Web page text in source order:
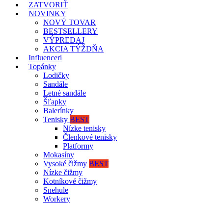
ZATVORIŤ
NOVINKY
NOVÝ TOVAR
BESTSELLERY
VÝPREDAJ
AKCIA TÝŽDŇA
Influenceri
Topánky
Lodičky
Sandále
Letné sandále
Šľapky
Balerínky
Tenisky BEST
Nízke tenisky
Členkové tenisky
Platformy
Mokasíny
Vysoké čižmy BEST
Nízke čižmy
Kotníkové čižmy
Snehule
Workery